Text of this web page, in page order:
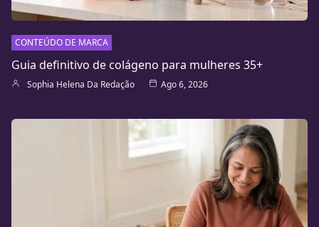
CONTEÚDO DE MARCA
Guia definitivo de colágeno para mulheres 35+
Sophia Helena Da Redação Ago 6, 2026